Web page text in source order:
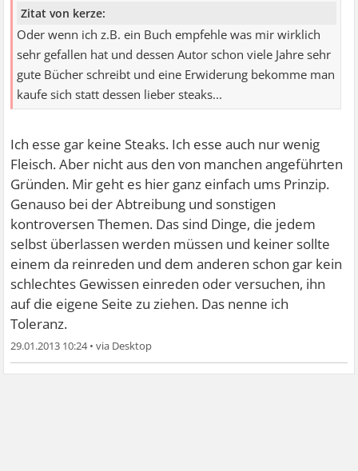
Zitat von kerze:
Oder wenn ich z.B. ein Buch empfehle was mir wirklich
sehr gefallen hat und dessen Autor schon viele Jahre sehr
gute Bücher schreibt und eine Erwiderung bekomme man
kaufe sich statt dessen lieber steaks...
Ich esse gar keine Steaks. Ich esse auch nur wenig
Fleisch. Aber nicht aus den von manchen angeführten
Gründen. Mir geht es hier ganz einfach ums Prinzip.
Genauso bei der Abtreibung und sonstigen
kontroversen Themen. Das sind Dinge, die jedem
selbst überlassen werden müssen und keiner sollte
einem da reinreden und dem anderen schon gar kein
schlechtes Gewissen einreden oder versuchen, ihn
auf die eigene Seite zu ziehen. Das nenne ich
Toleranz.
29.01.2013 10:24•